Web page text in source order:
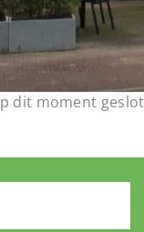
dit moment